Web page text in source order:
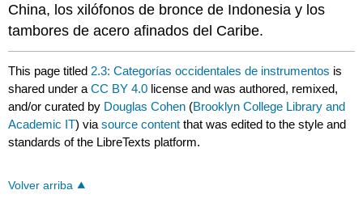
China, los xilófonos de bronce de Indonesia y los
tambores de acero afinados del Caribe.
This page titled 2.3: Categorías occidentales de instrumentos is
shared under aCC BY 4.0 license and was authored, remixed,
and/or curated by Douglas Cohen (Brooklyn College Library and
Academic IT) viasource content that was edited to the style and
standards of the LibreTexts platform.
Volver arriba